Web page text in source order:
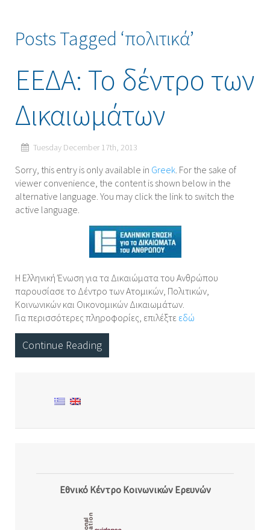
Posts Tagged ‘πολιτικά’
ΕΕΔΑ: Το δέντρο των
Δικαιωμάτων
Tuesday December 17th, 2013
Sorry, this entry is only available in Greek. For the sake of
viewer convenience, the content is shown below in the
alternative language. You may click the link to switch the
active language.
Η Ελληνική Ένωση για τα Δικαιώματα του Ανθρώπου
παρουσίασε το Δέντρο των Ατομικών, Πολιτικών,
Κοινωνικών και Οικονομικών Δικαιωμάτων.
Για περισσότερες πληροφορίες, επιλέξτε εδώ
Continue Reading
Εθνικό Κέντρο Κοινωνικών Ερευνών